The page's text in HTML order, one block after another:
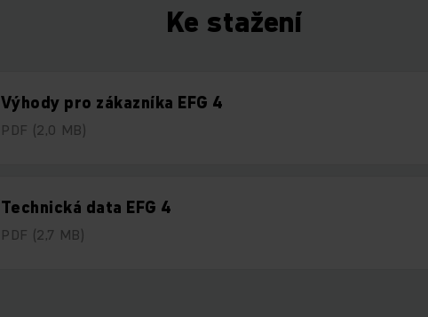
Ke stažení
Výhody pro zákazníka EFG 4
PDF (2,0 MB)
Technická data EFG 4
PDF (2,7 MB)